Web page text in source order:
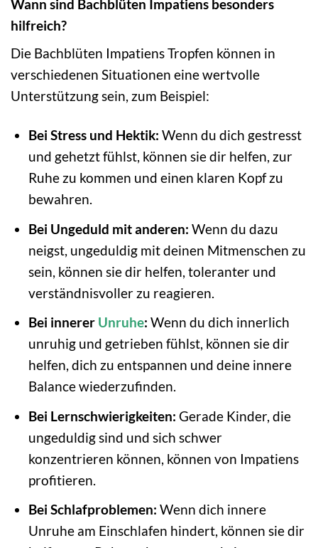
Wann sind Bachblüten Impatiens besonders
hilfreich?
Die Bachblüten Impatiens Tropfen können in
verschiedenen Situationen eine wertvolle
Unterstützung sein, zum Beispiel:
Bei Stress und Hektik: Wenn du dich gestresst
und gehetzt fühlst, können sie dir helfen, zur
Ruhe zu kommen und einen klaren Kopf zu
bewahren.
Bei Ungeduld mit anderen: Wenn du dazu
neigst, ungeduldig mit deinen Mitmenschen zu
sein, können sie dir helfen, toleranter und
verständnisvoller zu reagieren.
Bei innerer Unruhe: Wenn du dich innerlich
unruhig und getrieben fühlst, können sie dir
helfen, dich zu entspannen und deine innere
Balance wiederzufinden.
Bei Lernschwierigkeiten: Gerade Kinder, die
ungeduldig sind und sich schwer
konzentrieren können, können von Impatiens
profitieren.
Bei Schlafproblemen: Wenn dich innere
Unruhe am Einschlafen hindert, können sie dir